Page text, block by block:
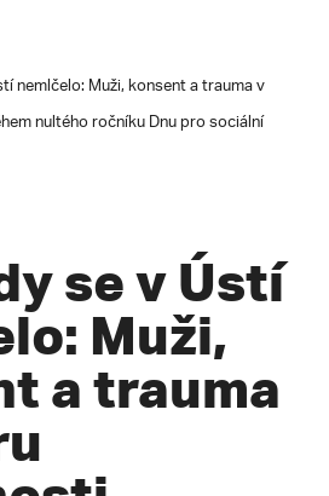
nemlčelo: Muži, konsent a trauma v
nultého ročníku Dnu pro sociální
se v Ústí
Muži,
a trauma